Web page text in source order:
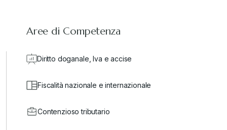
Aree di Competenza
Diritto doganale, Iva e accise
Fiscalità nazionale e internazionale
Contenzioso tributario